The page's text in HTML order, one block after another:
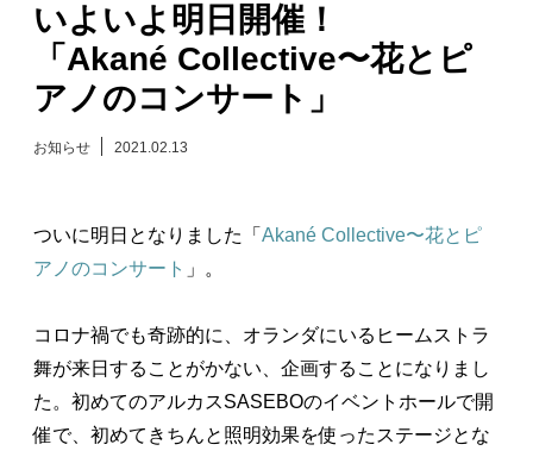
いよいよ明日開催！
「Akané Collective〜花とピ
アノのコンサート」
お知らせ 2021.02.13
ついに明日となりました「 Akané Collective〜花とピ
アノのコンサート 」。
コロナ禍でも奇跡的に、オランダにいるヒームストラ
舞が来日することがかない、企画することになりまし
た。初めてのアルカスSASEBOのイベントホールで開
催で、初めてきちんと照明効果を使ったステージとな